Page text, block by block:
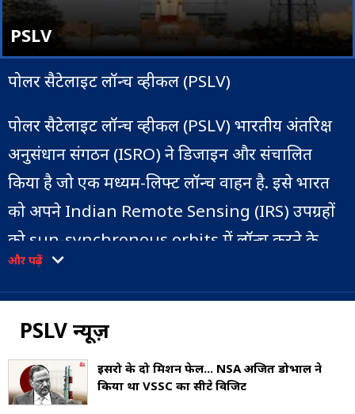
PSLV
पोलर सैटेलाइट लॉन्च व्हीकल (PSLV)
पोलर सैटेलाइट लॉन्च व्हीकल (PSLV) भारतीय अंतरिक्ष
अनुसंधान संगठन (ISRO) ने डिजाइन और संचालित
किया है जो एक मध्यम-लिफ्ट लॉन्च वाहन है. इसे भारत
को अपने Indian Remote Sensing (IRS) उपग्रहों
को sun-synchronous orbits में लॉन्च करने के
लिए विकसित किया गया था. यह 1993 पहले यह केवल
रूस के पास उपलब्ध थी. PSLV छोटे आकार के उपग्रहों
को जियोस्टेशनरी ट्रांसफर ऑर्बिट (GTO) में भी लॉन्च कर
पीएसएलवी द्वारा लॉन्च किए गए कुछ पेलोड में भारत की
और पढ़ें
PSLV न्यूज़
इसरो के दो मिशन फेल... NSA अजित डोभाल ने
किया था VSSC का सीक्रेट विजिट